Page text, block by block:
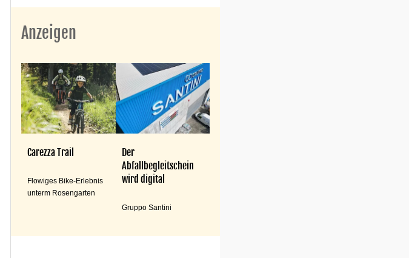
Anzeigen
Carezza Trail
Flowiges Bike-Erlebnis
unterm Rosengarten
Der
Abfallbegleitschein
wird digital
Gruppo Santini